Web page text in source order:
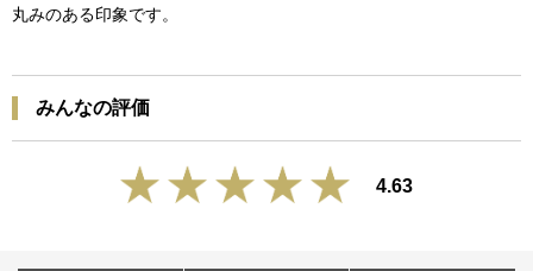
丸みのある印象です。
みんなの評価
4.63